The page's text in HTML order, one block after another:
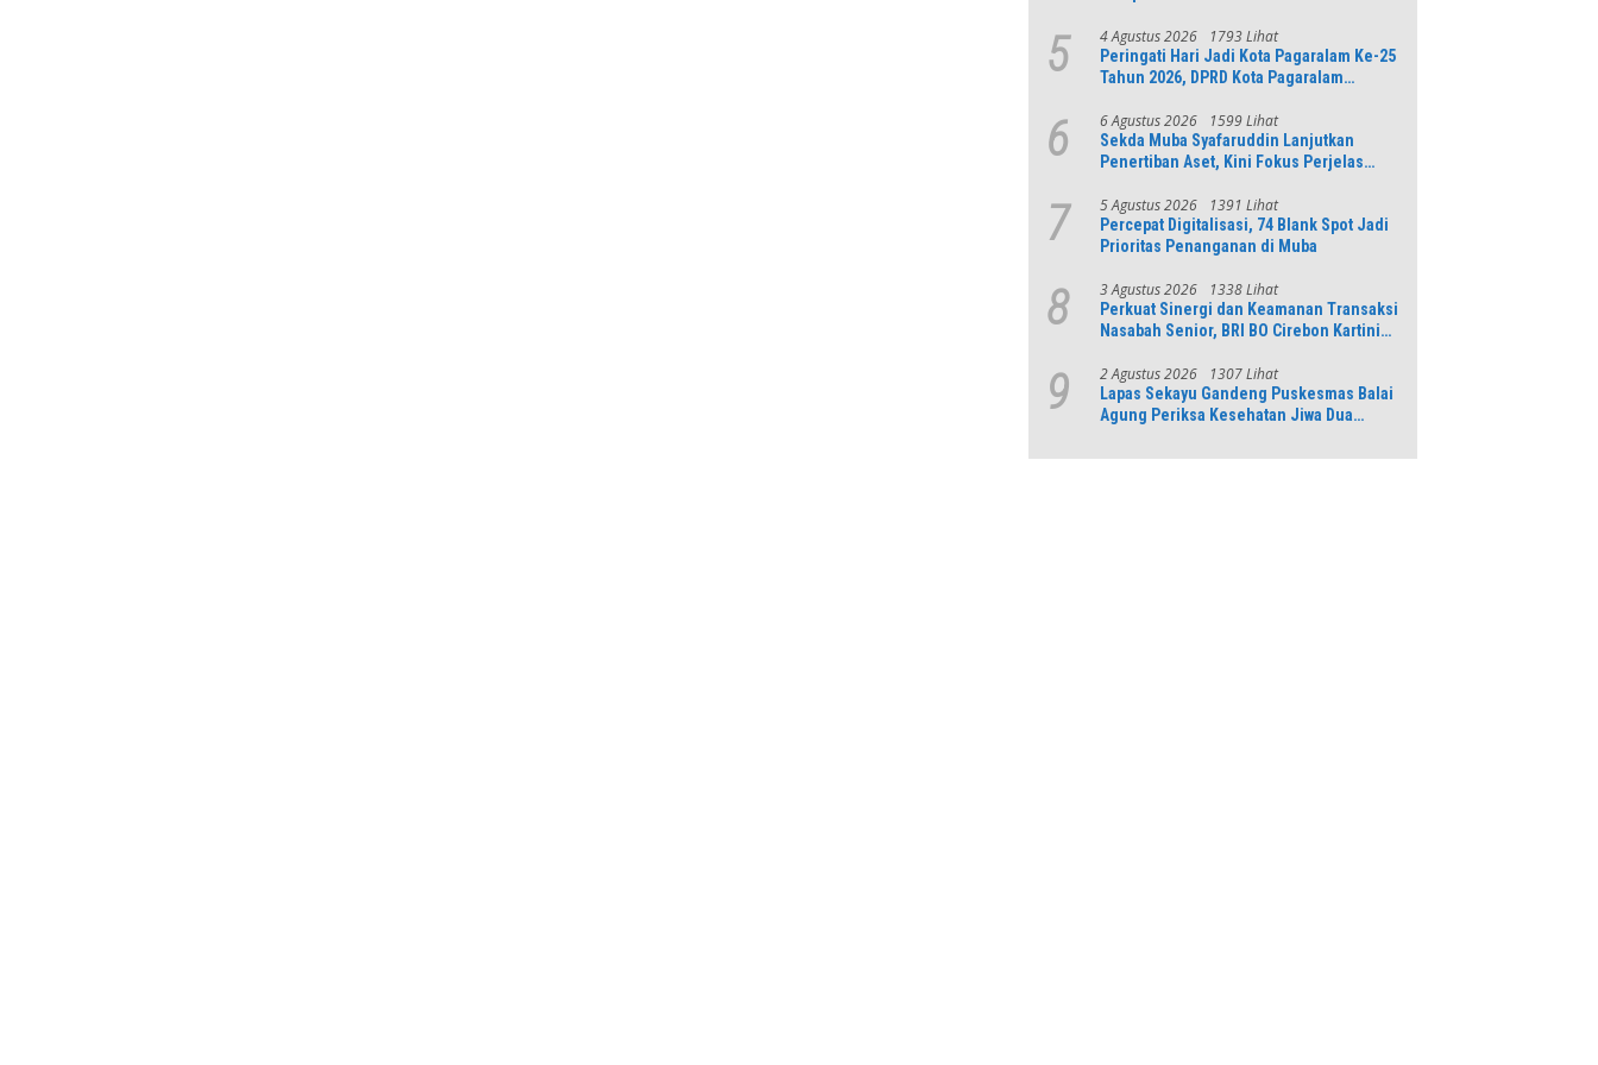
Numerasi
5 4 Agustus 2026 1793 Lihat
Peringati Hari Jadi Kota Pagaralam Ke-25
Tahun 2026, DPRD Kota Pagaralam
6 6 Agustus 2026 1599 Lihat
Sekda Muba Syafaruddin Lanjutkan
Penertiban Aset, Kini Fokus Perjelas
7 5 Agustus 2026 1391 Lihat
Percepat Digitalisasi, 74 Blank Spot Jadi
Prioritas Penanganan di Muba
8 3 Agustus 2026 1338 Lihat
Perkuat Sinergi dan Keamanan Transaksi
Nasabah Senior, BRI BO Cirebon Kartini
9 2 Agustus 2026 1307 Lihat
Lapas Sekayu Gandeng Puskesmas Balai
Agung Periksa Kesehatan Jiwa Dua